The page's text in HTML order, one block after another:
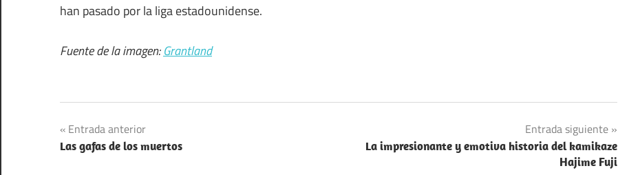
han pasado por la liga estadounidense.
Fuente de la imagen:Grantland
Navegación
de
Entrada anterior
Las gafas de los muertos
Entrada siguiente
La impresionante y emotiva historia del kamikaze
Hajime Fuji